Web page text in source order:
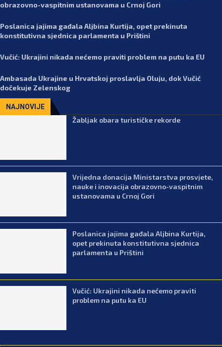
obrazovno-vaspitnim ustanovama u Crnoj Gori
Poslanica jajima gađala Aljbina Kurtija, opet prekinuta
konstitutivna sjednica parlamenta u Prištini
Vučić: Ukrajini nikada nećemo praviti problem na putu ka EU
Ambasada Ukrajine u Hrvatskoj proslavlja Oluju, dok Vučić
dočekuje Zelenskog
NAJNOVIJE
Žabljak obara turističke rekorde
Vrijedna donacija Ministarstva prosvjete,
nauke i inovacija obrazovno-vaspitnim
ustanovama u Crnoj Gori
Poslanica jajima gađala Aljbina Kurtija,
opet prekinuta konstitutivna sjednica
parlamenta u Prištini
Vučić: Ukrajini nikada nećemo praviti
problem na putu ka EU